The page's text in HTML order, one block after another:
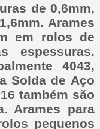
de 0,6mm,
Arames
em rolos de
espessuras.
4043,
Solda de Aço
também são
Arames para
pequenos